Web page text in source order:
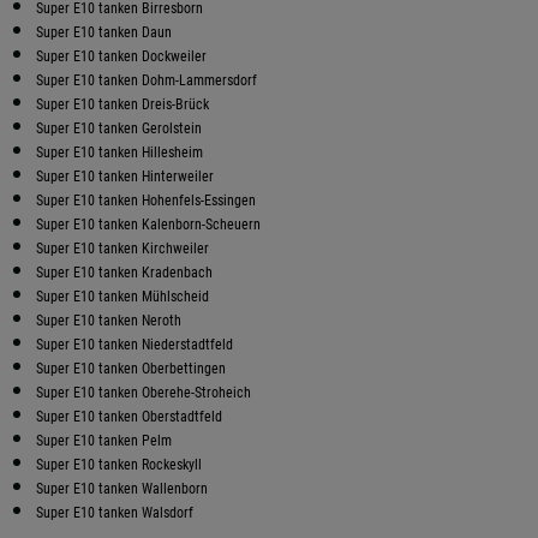
Super E10 tanken Birresborn
Super E10 tanken Daun
Super E10 tanken Dockweiler
Super E10 tanken Dohm-Lammersdorf
Super E10 tanken Dreis-Brück
Super E10 tanken Gerolstein
Super E10 tanken Hillesheim
Super E10 tanken Hinterweiler
Super E10 tanken Hohenfels-Essingen
Super E10 tanken Kalenborn-Scheuern
Super E10 tanken Kirchweiler
Super E10 tanken Kradenbach
Super E10 tanken Mühlscheid
Super E10 tanken Neroth
Super E10 tanken Niederstadtfeld
Super E10 tanken Oberbettingen
Super E10 tanken Oberehe-Stroheich
Super E10 tanken Oberstadtfeld
Super E10 tanken Pelm
Super E10 tanken Rockeskyll
Super E10 tanken Wallenborn
Super E10 tanken Walsdorf